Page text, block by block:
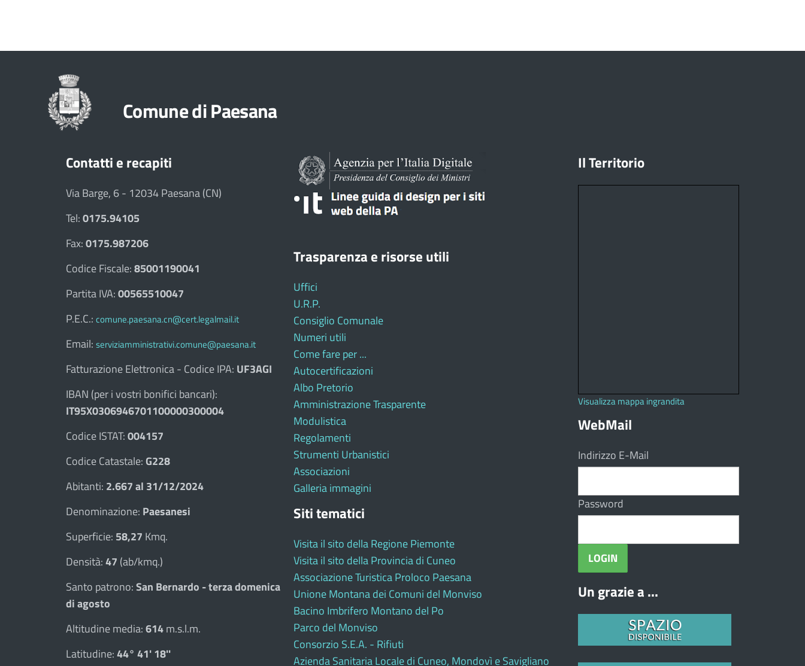
Comune di Paesana
Contatti e recapiti
Via Barge, 6 - 12034 Paesana (CN)
Tel:0175.94105
Fax:0175.987206
Codice Fiscale:85001190041
Partita IVA:00565510047
P.E.C.: comune.paesana.cn@cert.legalmail.it
Email: serviziamministrativi.comune@paesana.it
Fatturazione Elettronica - Codice IPA: UF3AGI
IBAN (per i vostri bonifici bancari):
IT95X0306946701100000300004
Codice ISTAT:004157
Codice Catastale:G228
Abitanti: 2.667 al 31/12/2024
Denominazione: Paesanesi
Superficie: 58,27 Kmq.
Densità:47 (ab/kmq.)
Santo patrono:San Bernardo - terza domenica
di agosto
Altitudine media:614m.s.l.m.
Latitudine:44° 41' 18''
Trasparenza e risorse utili
Uffici
U.R.P.
Consiglio Comunale
Numeri utili
Come fare per ...
Autocertificazioni
Albo Pretorio
Amministrazione Trasparente
Modulistica
Regolamenti
Strumenti Urbanistici
Associazioni
Galleria immagini
Siti tematici
Visita il sito della Regione Piemonte
Visita il sito della Provincia di Cuneo
Associazione Turistica Proloco Paesana
Unione Montana dei Comuni del Monviso
Bacino Imbrifero Montano del Po
Parco del Monviso
Consorzio S.E.A. - Rifiuti
Azienda Sanitaria Locale di Cuneo, Mondovì e Savigliano
Il Territorio
Visualizza mappa ingrandita
WebMail
Indirizzo E-Mail
Password
Un grazie a ...